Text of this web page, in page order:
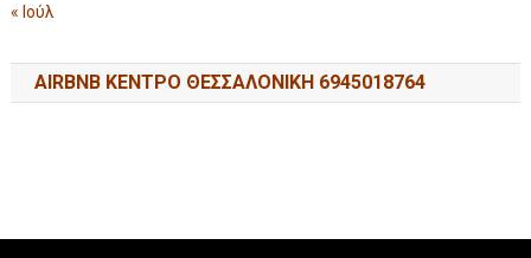
« Ιούλ
AIRBNB ΚΕΝΤΡΟ ΘΕΣΣΑΛΟΝΙΚΗ 6945018764